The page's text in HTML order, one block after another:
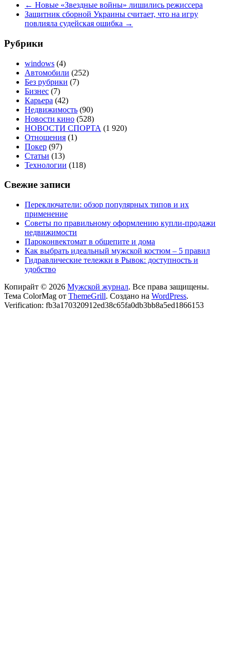
← Новые «Звездные войны» лишились режиссера
Защитник сборной Украины считает, что на игру
повлияла судейская ошибка →
Рубрики
windows (4)
Автомобили (252)
Без рубрики (7)
Бизнес (7)
Карьера (42)
Недвижимость (90)
Новости кино (528)
НОВОСТИ СПОРТА (1 920)
Отношения (1)
Покер (97)
Статьи (13)
Технологии (118)
Свежие записи
Переключатели: обзор популярных типов и их
применение
Советы по правильному оформлению купли-продажи
недвижимости
Пароконвектомат в общепите и дома
Как выбрать идеальный мужской костюм – 5 правил
Гидравлические тележки в Рывок: доступность и
удобство
Копирайт © 2026 Мужской журнал. Все права защищены.
Тема ColorMag от ThemeGrill. Создано на WordPress.
Verification: fb3a170320912ed38c65fa0db3bb8a5ed1866153